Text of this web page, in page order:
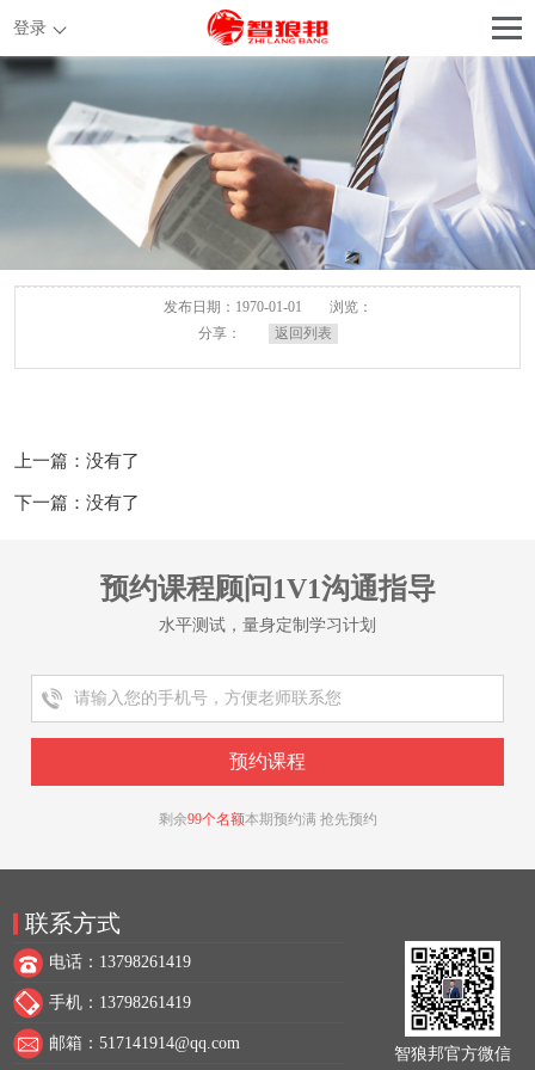
登录
发布日期：1970-01-01
浏览：
分享：
返回列表
上一篇：没有了
下一篇：没有了
预约课程顾问1V1沟通指导
水平测试，量身定制学习计划
剩余99个名额本期预约满 抢先预约
智狼邦官方微信
联系方式
电话：13798261419
手机：13798261419
邮箱：517141914@qq.com